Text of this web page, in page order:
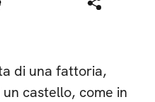
di una fattoria,
un castello, come in